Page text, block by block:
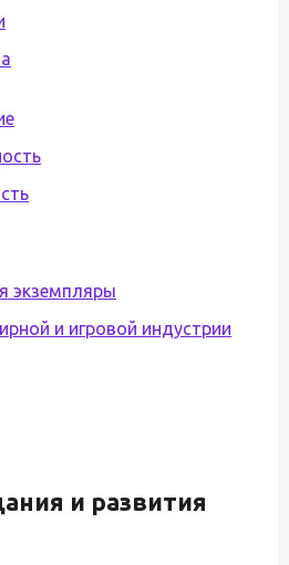
экземпляры
и игровой индустрии
и развития